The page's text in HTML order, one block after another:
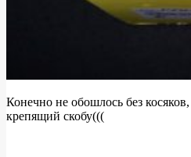
Конечно не обошлось без
крепящий скобу(((